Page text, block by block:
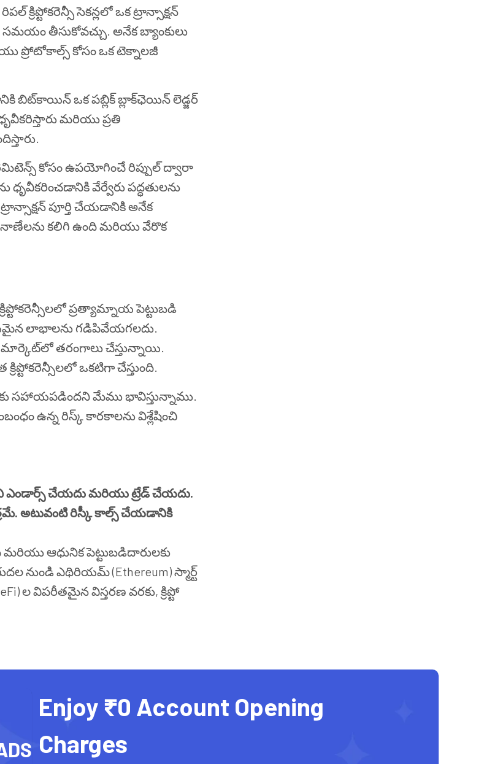
క్రిప్టోకరెన్సీ సెకన్లలో ఒక ట్రాన్సాక్షన్
తీసుకోవచ్చు. అనేక బ్యాంకులు
ప్రోటోకాల్స్ కోసం ఒక టెక్నాలజీ
బిట్‌కాయిన్ ఒక పబ్లిక్ బ్లాక్‌ఛెయిన్ లెడ్జర్
మరియు ప్రతి
కోసం ఉపయోగించే రిప్పుల్ ద్వారా
ధృవీకరించడానికి వేర్వేరు పద్ధతులను
పూర్తి చేయడానికి అనేక
నాణేలను కలిగి ఉంది మరియు వేరొక
ప్రత్యామ్నాయ పెట్టుబడి
లాభాలను గడిపివేయగలదు.
మార్కెట్‌లో తరంగాలు చేస్తున్నాయి.
ఒకటిగా చేస్తుంది.
మీకు సహాయపడిందని మేము భావిస్తున్నాము.
ఉన్న రిస్క్ కారకాలను విశ్లేషించి
ఎండార్స్ చేయదు మరియు ట్రేడ్ చేయదు.
. అటువంటి రిస్కీ కాల్స్ చేయడానికి
మరియు ఆధునిక పెట్టుబడిదారులకు
నుండి ఎథిరియమ్ (Ethereum) స్మార్ట్
ల విపరీతమైన విస్తరణ వరకు, క్రిప్టో
Enjoy ₹0 Account Opening
Charges